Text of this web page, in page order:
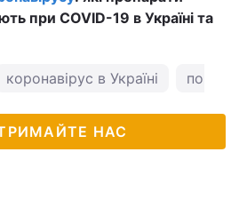
при COVID-19 в Україні та
коронавірус в Україні погода
НАС